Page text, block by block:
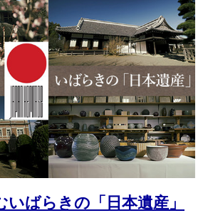
いばらきの「日本遺産」